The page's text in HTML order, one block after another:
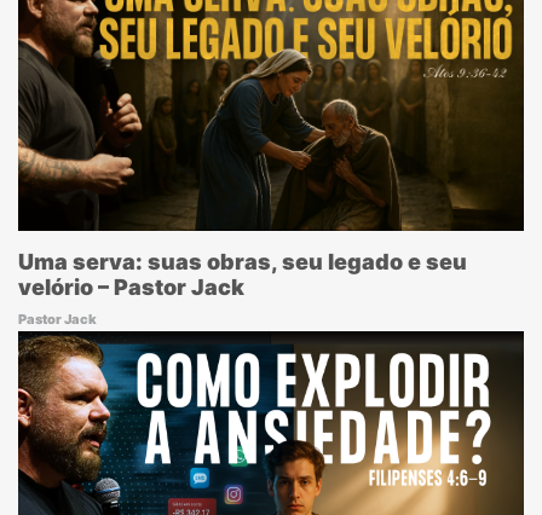
Uma serva: suas obras, seu legado e seu
velório – Pastor Jack
Pastor Jack